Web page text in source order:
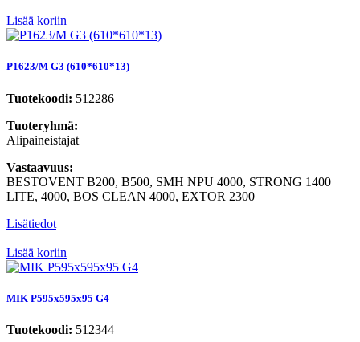
Lisää koriin
P1623/M G3 (610*610*13)
Tuotekoodi: 512286
Tuoteryhmä:
Alipaineistajat
Vastaavuus:
BESTOVENT B200, B500, SMH NPU 4000, STRONG 1400
LITE, 4000, BOS CLEAN 4000, EXTOR 2300
Lisätiedot
Lisää koriin
MIK P595x595x95 G4
Tuotekoodi: 512344